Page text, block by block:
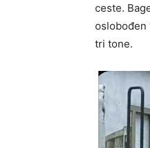
ceste.
oslobođen
tri tone.